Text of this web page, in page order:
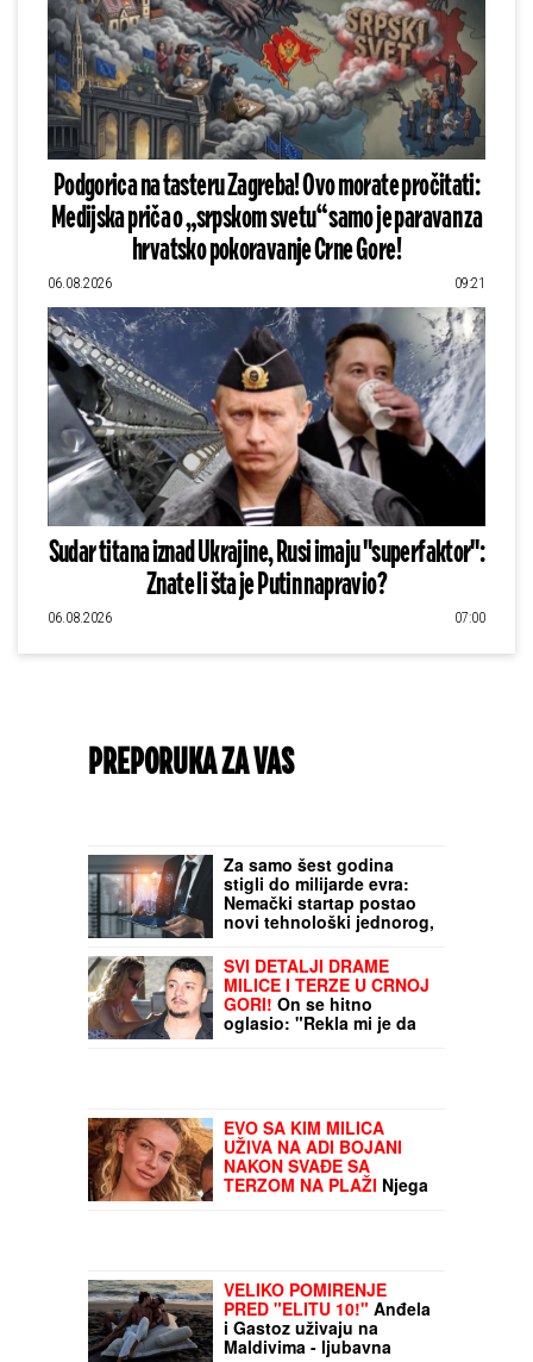
Podgorica na tasteru Zagreba! Ovo morate pročitati:
Medijska priča o „srpskom svetu“ samo je paravan za
hrvatsko pokoravanje Crne Gore!
06.08.2026 09:21
Sudar titana iznad Ukrajine, Rusi imaju "superfaktor":
Znate li šta je Putin napravio?
06.08.2026 07:00
PREPORUKA ZA VAS
Za samo šest godina
stigli do milijarde evra:
Nemački startap postao
novi tehnološki jednorog,
slede velika ulaganja
SVI DETALJI DRAME
MILICE I TERZE U CRNOJ
GORI! On se hitno
oglasio: "Rekla mi je da
je sa dečkom, sve ćemo
EVO SA KIM MILICA
UŽIVA NA ADI BOJANI
NAKON SVAĐE SA
TERZOM NA PLAŽI Njega
zna cela Srbija: Mreže
VELIKO POMIRENJE
PRED "ELITU 10!" Anđela
i Gastoz uživaju na
Maldivima - ljubavna